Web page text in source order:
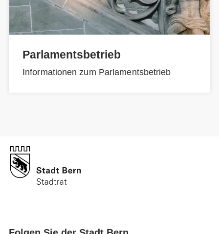
Parlamentsbetrieb
Informationen zum Parlamentsbetrieb